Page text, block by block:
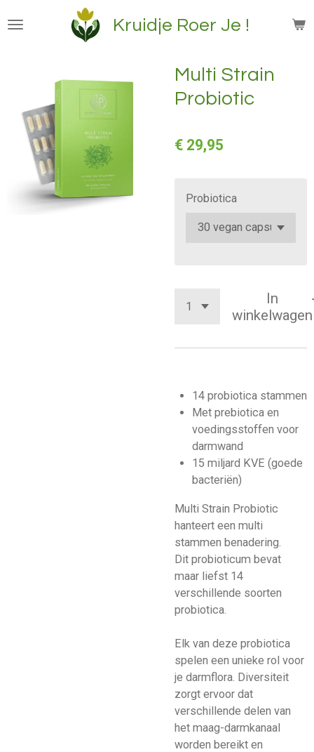
direct
hoofdinhoud
Kruidje Roer Je !
Multi Strain
Probiotic
€ 29,95
Probiotica
In
winkelwagen
14 probiotica stammen
Met prebiotica en
voedingsstoffen voor
darmwand
15 miljard KVE (goede
bacteriën)
Multi Strain Probiotic
hanteert een multi
stammen benadering.
Dit probioticum bevat
maar liefst 14
verschillende soorten
probiotica.
Elk van deze probiotica
spelen een unieke rol voor
je darmflora. Diversiteit
zorgt ervoor dat
verschillende delen van
het maag-darmkanaal
worden bereikt en